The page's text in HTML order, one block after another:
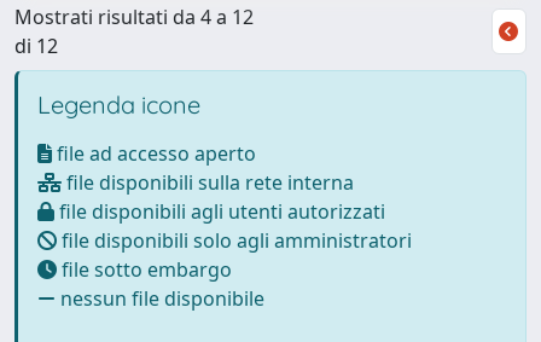
Mostrati risultati da 4 a 12
di 12
Legenda icone
file ad accesso aperto
file disponibili sulla rete interna
file disponibili agli utenti autorizzati
file disponibili solo agli amministratori
file sotto embargo
nessun file disponibile